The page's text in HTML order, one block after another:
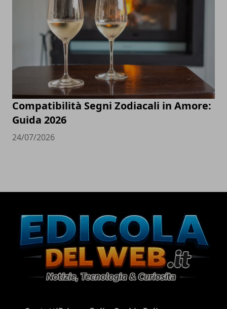
Compatibilità Segni Zodiacali in Amore:
Guida 2026
24/07/2026